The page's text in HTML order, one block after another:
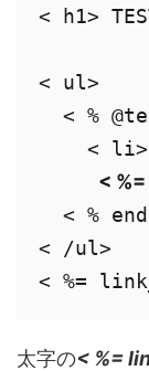
< h1>
< ul>
< %
<
<
< %
< /ul>
< %=
太字の< %=